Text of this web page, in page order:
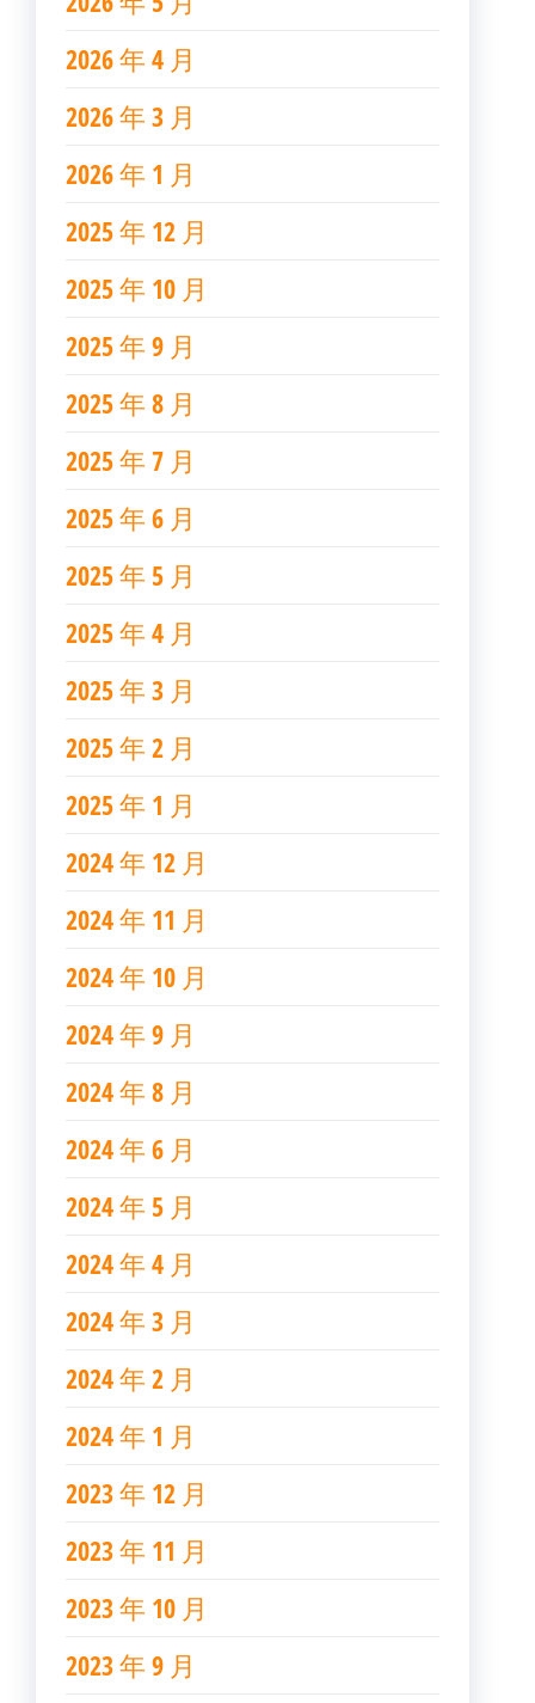
2026 年 4 月
2026 年 3 月
2026 年 1 月
2025 年 12 月
2025 年 10 月
2025 年 9 月
2025 年 8 月
2025 年 7 月
2025 年 6 月
2025 年 5 月
2025 年 4 月
2025 年 3 月
2025 年 2 月
2025 年 1 月
2024 年 12 月
2024 年 11 月
2024 年 10 月
2024 年 9 月
2024 年 8 月
2024 年 6 月
2024 年 5 月
2024 年 4 月
2024 年 3 月
2024 年 2 月
2024 年 1 月
2023 年 12 月
2023 年 11 月
2023 年 10 月
2023 年 9 月